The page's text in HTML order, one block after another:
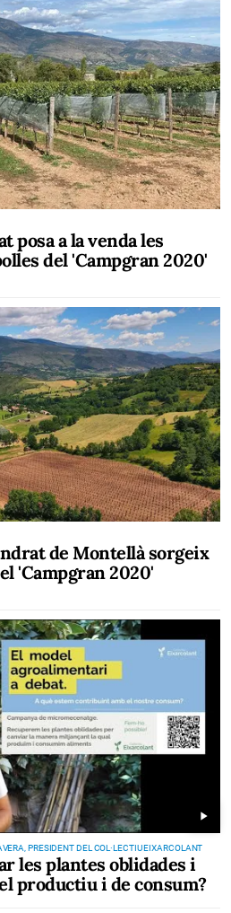
posa a la venda les
del 'Campgran 2020'
de Montellà sorgeix
'Campgran 2020'
play_arrow
PRESIDENT DEL COL·LECTIU EIXARCOLANT
les plantes oblidades i
productiu i de consum?